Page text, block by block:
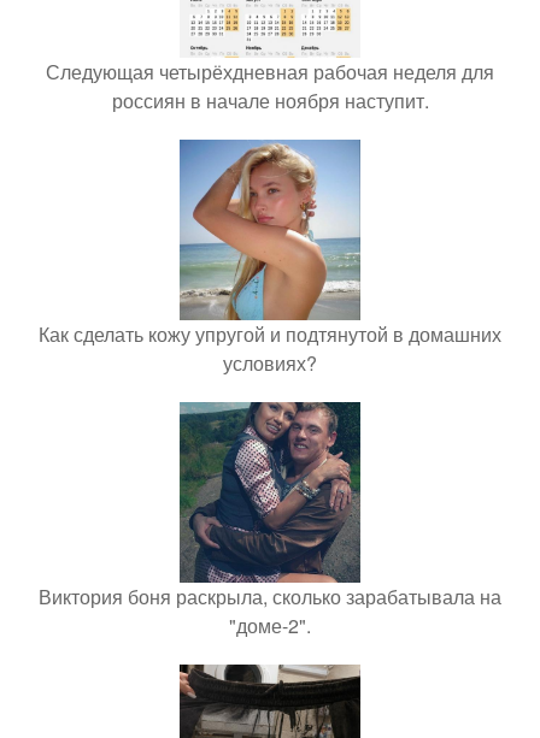
Следующая четырёхдневная рабочая неделя для
россиян в начале ноября наступит.
Как сделать кожу упругой и подтянутой в домашних
условиях?
Виктория боня раскрыла, сколько зарабатывала на
"доме-2".